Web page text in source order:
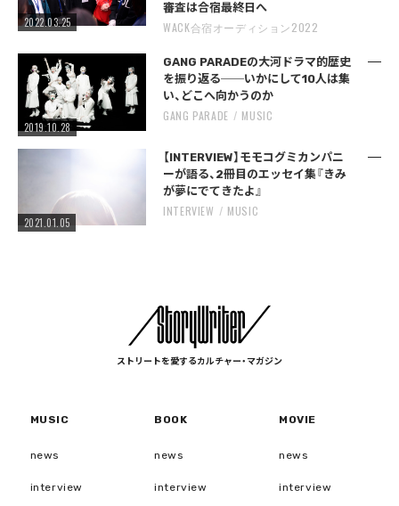
2022.03.25
審査は合宿最終日へ
WACK合宿オーディション2022
2019.10.28
GANG PARADEの大河ドラマ的歴史
を振り返る──いかにして10人は集
い、どこへ向かうのか
GANG PARADE MUSIC
2021.01.05
【INTERVIEW】モモコグミカンパニ
ーが語る、2冊目のエッセイ集『きみ
が夢にでてきたよ』
INTERVIEW MUSIC
ストリートを愛するカルチャー・マガジン
MUSIC
news
interview
BOOK
news
interview
MOVIE
news
interview